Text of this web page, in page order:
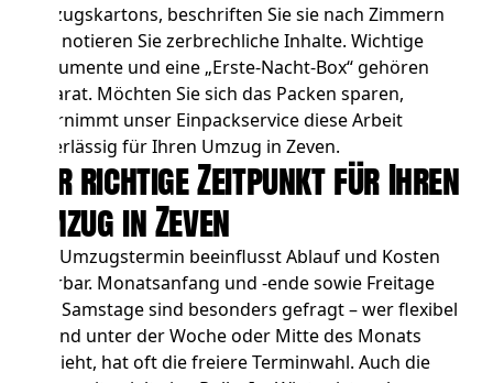
Umzugskartons, beschriften Sie sie nach Zimmern
und notieren Sie zerbrechliche Inhalte. Wichtige
Dokumente und eine „Erste-Nacht-Box“ gehören
separat. Möchten Sie sich das Packen sparen,
übernimmt unser Einpackservice diese Arbeit
zuverlässig für Ihren Umzug in Zeven.
Der richtige Zeitpunkt für Ihren
Umzug in Zeven
Der Umzugstermin beeinflusst Ablauf und Kosten
spürbar. Monatsanfang und -ende sowie Freitage
und Samstage sind besonders gefragt – wer flexibel
ist und unter der Woche oder Mitte des Monats
umzieht, hat oft die freiere Terminwahl. Auch die